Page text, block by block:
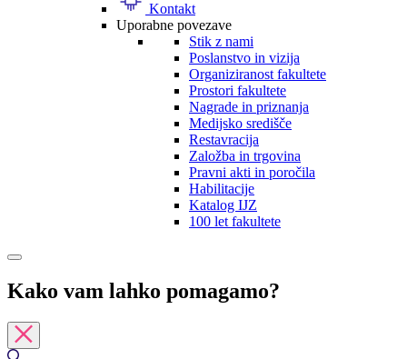
Kontakt
Uporabne povezave
Stik z nami
Poslanstvo in vizija
Organiziranost fakultete
Prostori fakultete
Nagrade in priznanja
Medijsko središče
Restavracija
Založba in trgovina
Pravni akti in poročila
Habilitacije
Katalog IJZ
100 let fakultete
Kako vam lahko pomagamo?